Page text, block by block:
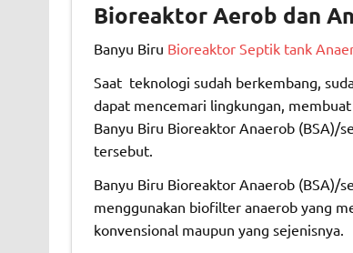
BioreaktorAerob dan
Banyu Biru Bioreaktor Septik tank
Saat teknologi sudah berkembang,
dapat mencemari lingkungan,
Banyu Biru Bioreaktor Anaerob (BSA)/
tersebut.
Banyu Biru Bioreaktor Anaerob
menggunakan biofilter anaerob yang
konvensional maupun yang sejenisnya.